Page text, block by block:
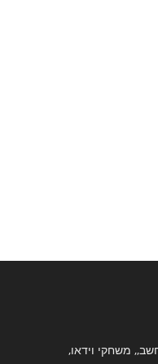
משחקי וידאו,